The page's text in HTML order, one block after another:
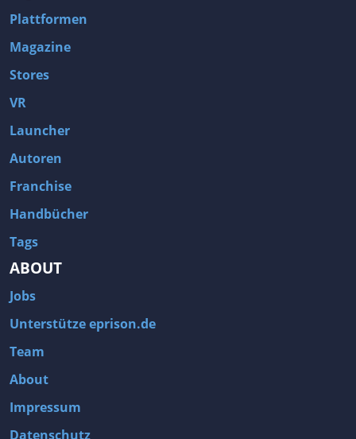
Plattformen
Magazine
Stores
VR
Launcher
Autoren
Franchise
Handbücher
Tags
ABOUT
Jobs
Unterstütze eprison.de
Team
About
Impressum
Datenschutz